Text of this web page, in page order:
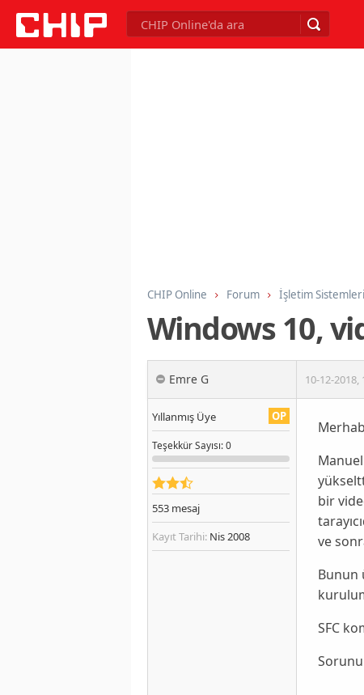
CHIP Online Forum İşletim Sistemleri
Windows 10,
Emre G 10-12-2018,
OP
Yıllanmış Üye
TeşekkürSayısı: 0
553 mesaj
Kayıt Tarihi: Nis 2008
bir
ve
Bunun
SFC